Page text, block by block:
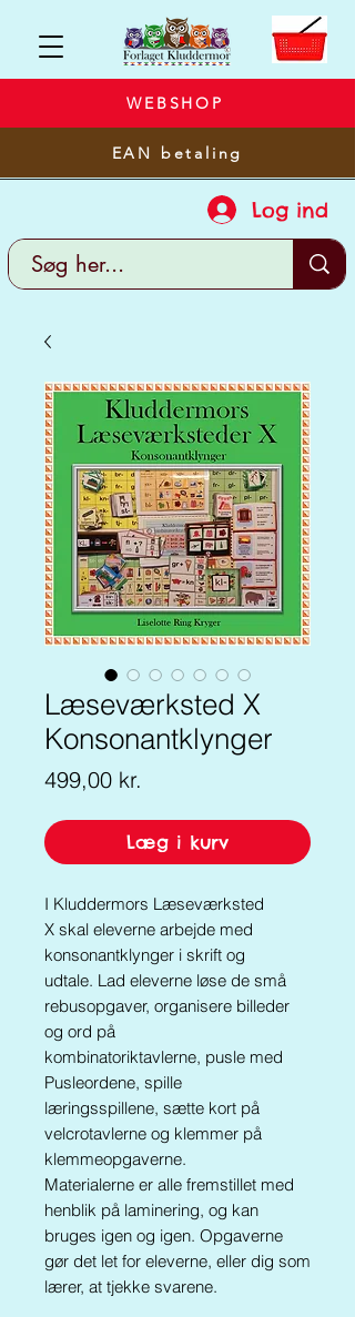
WEBSHOP
EAN betaling
Log ind
Læseværksted X
Konsonantklynger
499,00 kr.
Læg i kurv
I Kluddermors Læseværksted
X skal eleverne arbejde med
konsonantklynger i skrift og
udtale. Lad eleverne løse de små
rebusopgaver, organisere billeder
og ord på
kombinatoriktavlerne, pusle med
Pusleordene, spille
læringsspillene, sætte kort på
velcrotavlerne og klemmer på
klemmeopgaverne.
Materialerne er alle fremstillet med
henblik på laminering, og kan
bruges igen og igen. Opgaverne
gør det let for eleverne, eller dig som
lærer, at tjekke svarene.